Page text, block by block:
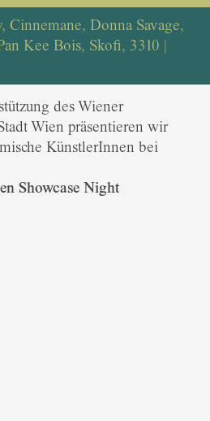
Cinnemane, Donna Savage,
Kee Bois, Skofi, 3310 |
des Wiener
Wien präsentieren wir
KünstlerInnen bei
Showcase Night